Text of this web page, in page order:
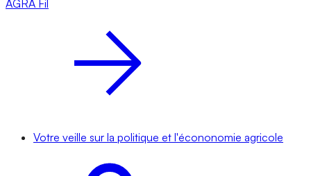
AGRA Fil
Votre veille sur la politique et l'écononomie agricole